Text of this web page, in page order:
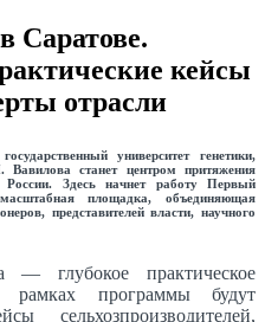
Саратове.
кейсы
отрасли
университет генетики,
станет центром притяжения
России. Здесь начнет работу Первый
площадка, объединяющая
представителей власти, научного
— глубокое практическое
программы будут
сельхозпроизводителей,